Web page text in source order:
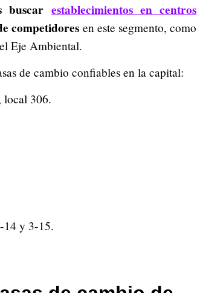
buscar establecimientos en centros
competidores en este segmento, como
Eje Ambiental.
de cambio confiables en la capital:
local 306.
14 y 3-15.